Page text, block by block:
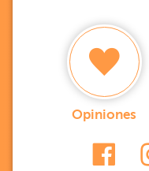
Opiniones